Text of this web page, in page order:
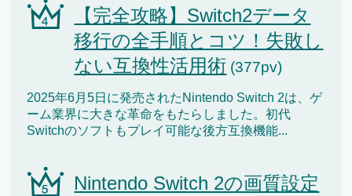
【完全攻略】Switch2データ
移行の全手順とコツ！失敗し
ない互換性活用術 (377pv)
2025年6月5日に発売されたNintendo Switch 2は、ゲ
ーム業界に大きな革命をもたらしました。初代
Switchのソフトもプレイ可能な後方互換機能...
Nintendo Switch 2の画質設定